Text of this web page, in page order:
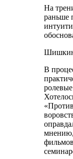
На
раньше
В